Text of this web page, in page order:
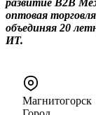
оптовая
объединяя 20
ИТ.
Магнитогорск